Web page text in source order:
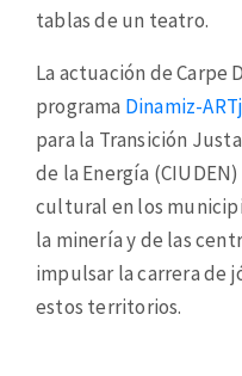
tablas de un teatro.
La actuación de Carpe
programa Dinamiz-ARTj
para la Transición
de la Energía
cultural en los
la minería y de las
impulsar la carrera de
estos territorios.